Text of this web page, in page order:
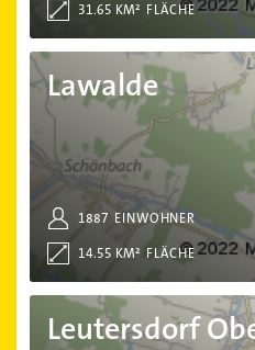
FLÄCHE
31.65 KM²
Lawalde
EINWOHNER
1887
FLÄCHE
14.55 KM²
Lawalde
Leutersdorf
Leutersdorf Oberlausitz